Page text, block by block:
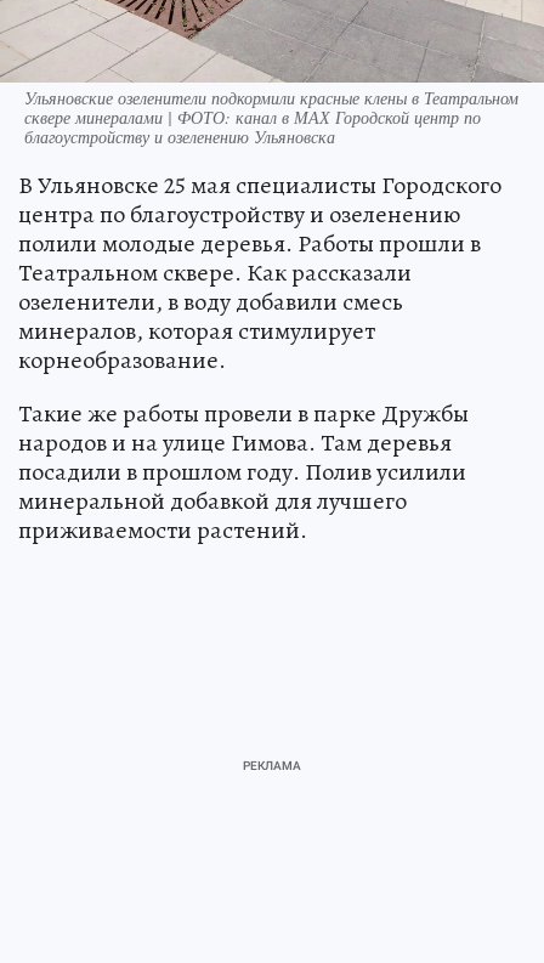
Ульяновские озеленители подкормили красные клены в Театральном
сквере минералами | ФОТО: канал в МАХ Городской центр по
благоустройству и озеленению Ульяновска
В Ульяновске 25 мая специалисты Городского
центра по благоустройству и озеленению
полили молодые деревья. Работы прошли в
Театральном сквере. Как рассказали
озеленители, в воду добавили смесь
минералов, которая стимулирует
корнеобразование.
Такие же работы провели в парке Дружбы
народов и на улице Гимова. Там деревья
посадили в прошлом году. Полив усилили
минеральной добавкой для лучшего
приживаемости растений.